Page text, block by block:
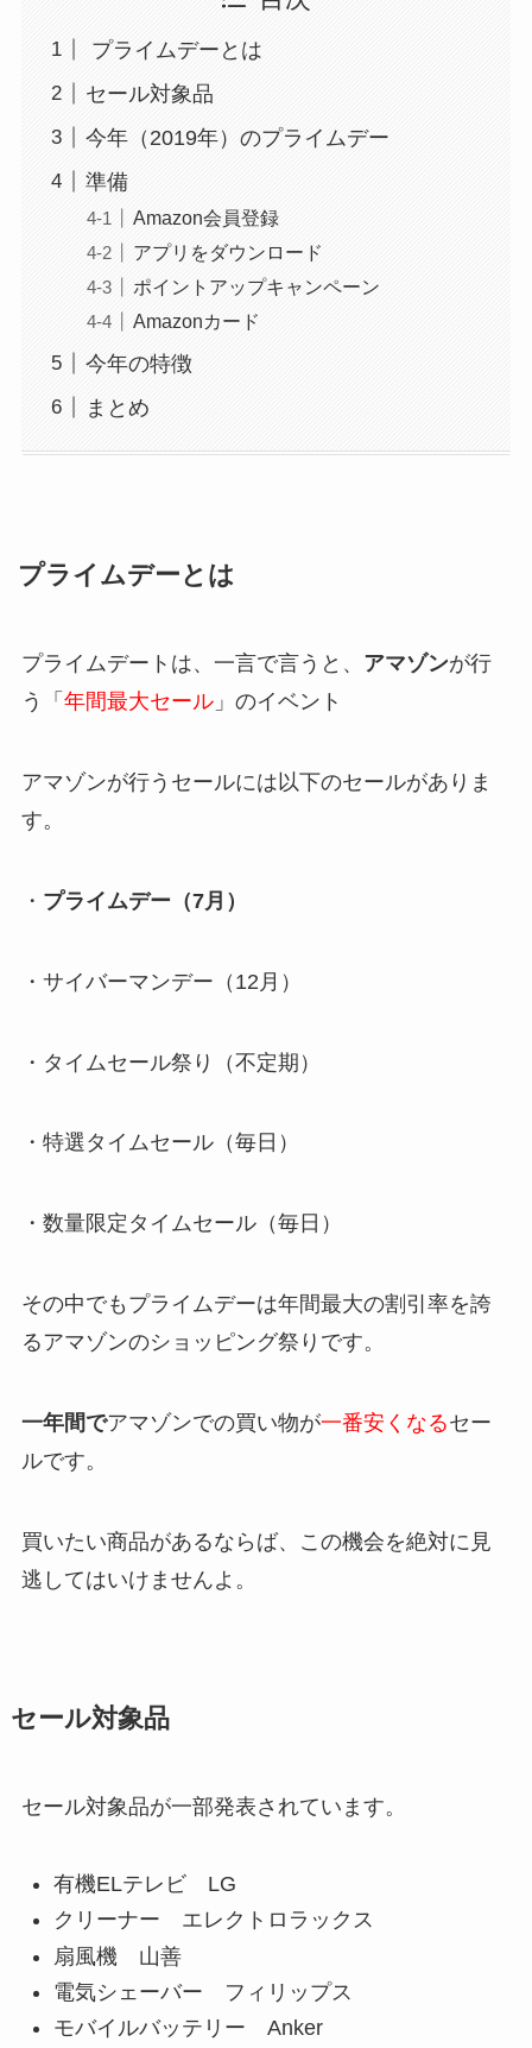
プライムデーとは
セール対象品
今年（2019年）のプライムデー
準備
Amazon会員登録
アプリをダウンロード
ポイントアップキャンペーン
Amazonカード
今年の特徴
まとめ
プライムデーとは
プライムデートは、一言で言うと、 アマゾンが行
う「 年間最大セール」のイベント
アマゾンが行うセールには以下のセールがありま
す。
・ プライムデー（7月）
・サイバーマンデー（12月）
・タイムセール祭り（不定期）
・特選タイムセール（毎日）
・数量限定タイムセール（毎日）
その中でもプライムデーは年間最大の割引率を誇
るアマゾンのショッピング祭りです。
一年間でアマゾンでの買い物が一番安くなるセー
ルです。
買いたい商品があるならば、この機会を絶対に見
逃してはいけませんよ。
セール対象品
セール対象品が一部発表されています。
有機ELテレビ LG
クリーナー エレクトロラックス
扇風機 山善
電気シェーバー フィリップス
モバイルバッテリー Anker